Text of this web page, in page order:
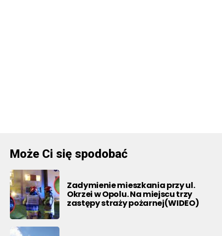
Może Ci się spodobać
Zadymienie mieszkania przy ul.
Okrzei w Opolu. Na miejscu trzy
zastępy straży pożarnej(WIDEO)